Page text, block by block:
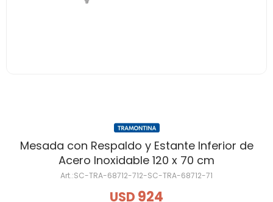
Mesada con Respaldo y Estante Inferior de
Acero Inoxidable 120 x 70 cm
SC-TRA-68712-712-SC-TRA-68712-71
USD 924